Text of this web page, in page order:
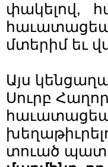
փակելով,
մտերիմ եւ
Այս
Սուրբ
տուած